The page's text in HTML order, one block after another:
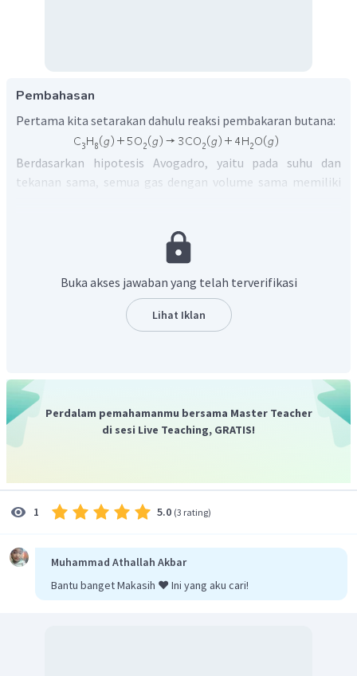
Pembahasan
Pertama kita setarakan dahulu reaksi pembakaran butana:
Berdasarkan hipotesis Avogadro, yaitu pada suhu dan
tekanan sama, semua gas dengan volume sama memiliki
yang dibakar adalah 12 liter.
yang dibutuhkan:
Jadi, volume
b. Volume
yang terbentuk:
c. Volume yang terbentuk:
Buka akses jawaban yang telah terverifikasi
Lihat Iklan
Perdalam pemahamanmu bersama Master Teacher
di sesi Live Teaching, GRATIS!
1 5.0 (3 rating)
Muhammad Athallah Akbar
Bantu banget Makasih ❤️ Ini yang aku cari!